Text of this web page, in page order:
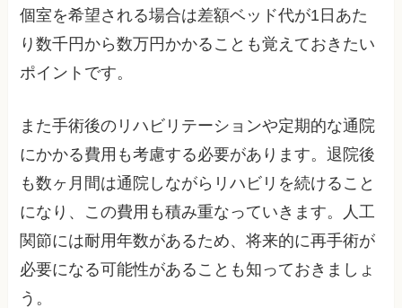
個室を希望される場合は差額ベッド代が1日あた
り数千円から数万円かかることも覚えておきたい
ポイントです。
また手術後のリハビリテーションや定期的な通院
にかかる費用も考慮する必要があります。退院後
も数ヶ月間は通院しながらリハビリを続けること
になり、この費用も積み重なっていきます。人工
関節には耐用年数があるため、将来的に再手術が
必要になる可能性があることも知っておきましょ
う。